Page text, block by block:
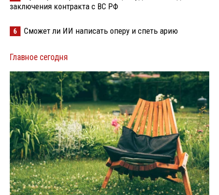
заключения контракта с ВС РФ
6 Сможет ли ИИ написать оперу и спеть арию
Главное сегодня